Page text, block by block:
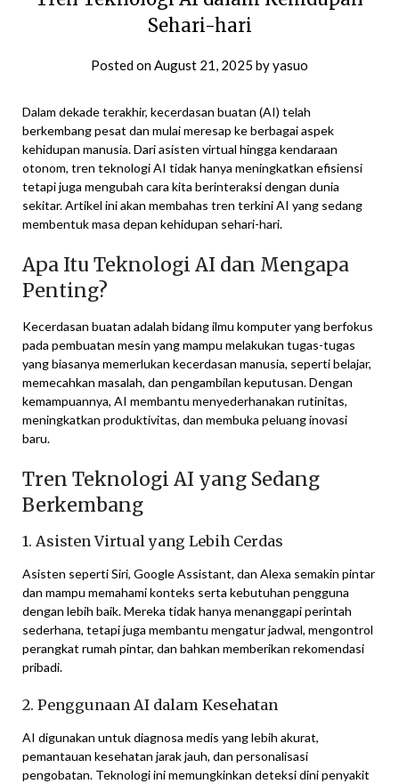
Sehari-hari
Posted on August 21, 2025 byyasuo
Dalam dekade terakhir, kecerdasan buatan (AI) telah
berkembang pesat dan mulai meresap ke berbagai aspek
kehidupan manusia. Dari asisten virtual hingga kendaraan
otonom, tren teknologi AI tidak hanya meningkatkan efisiensi
tetapi juga mengubah cara kita berinteraksi dengan dunia
sekitar. Artikel ini akan membahas tren terkini AI yang sedang
membentuk masa depan kehidupan sehari-hari.
Apa Itu Teknologi AI dan Mengapa
Penting?
Kecerdasan buatan adalah bidang ilmu komputer yang berfokus
pada pembuatan mesin yang mampu melakukan tugas-tugas
yang biasanya memerlukan kecerdasan manusia, seperti belajar,
memecahkan masalah, dan pengambilan keputusan. Dengan
kemampuannya, AI membantu menyederhanakan rutinitas,
meningkatkan produktivitas, dan membuka peluang inovasi
baru.
Tren Teknologi AI yang Sedang
Berkembang
1. Asisten Virtual yang Lebih Cerdas
Asisten seperti Siri, Google Assistant, dan Alexa semakin pintar
dan mampu memahami konteks serta kebutuhan pengguna
dengan lebih baik. Mereka tidak hanya menanggapi perintah
sederhana, tetapi juga membantu mengatur jadwal, mengontrol
perangkat rumah pintar, dan bahkan memberikan rekomendasi
pribadi.
2. Penggunaan AI dalam Kesehatan
AI digunakan untuk diagnosa medis yang lebih akurat,
pemantauan kesehatan jarak jauh, dan personalisasi
pengobatan. Teknologi ini memungkinkan deteksi dini penyakit